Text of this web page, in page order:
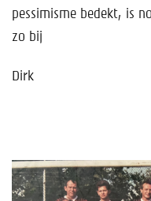
pessimisme bedekt, is
zo bij
Dirk